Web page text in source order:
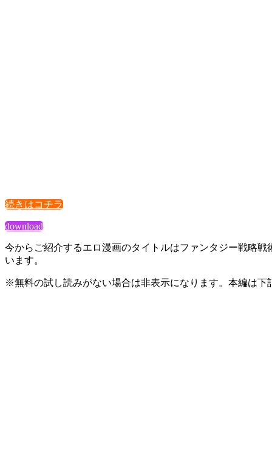
続きはコチラ
download
今からご紹介するエロ漫画のタイトルはファンタジー戦略戦
います。
※無料の試し読みがない場合は非表示になります。本編は下